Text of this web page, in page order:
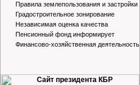
Правила землепользования и застройки
Градостроительное зонирование
Независимая оценка качества
Пенсионный фонд информирует
Финансово-хозяйственная деятельность